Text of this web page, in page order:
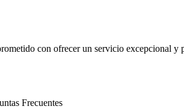
con ofrecer un servicio excepcional y
Frecuentes